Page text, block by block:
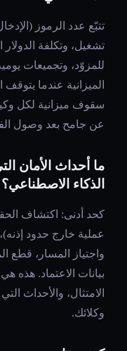
تتبّع عدد الرموز
تشغيل، وتكلفة
للمزوّد، وتجميعات
الميزانية عندما
سقوف ميزانية لكل
عن جامح بعد وصول
ما أحداث الأمان
الذكاء الاصطناعي؟
واجتياز المسار، قطع
بيانات الاعتماد. هذه
الامتثال، والأحداث
وكلائك.